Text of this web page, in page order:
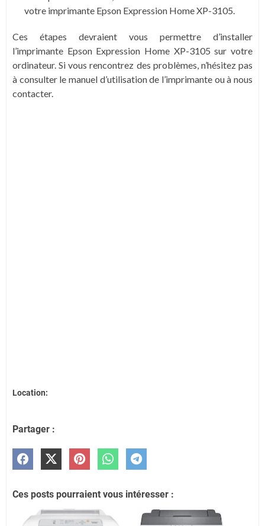
votre imprimante Epson Expression Home XP-3105.
Ces étapes devraient vous permettre d’installer
l’imprimante Epson Expression Home XP-3105 sur votre
ordinateur. Si vous rencontrez des problèmes, n’hésitez pas
à consulter le manuel d’utilisation de l’imprimante ou à nous
contacter.
Location:
Partager :
Ces posts pourraient vous intéresser :